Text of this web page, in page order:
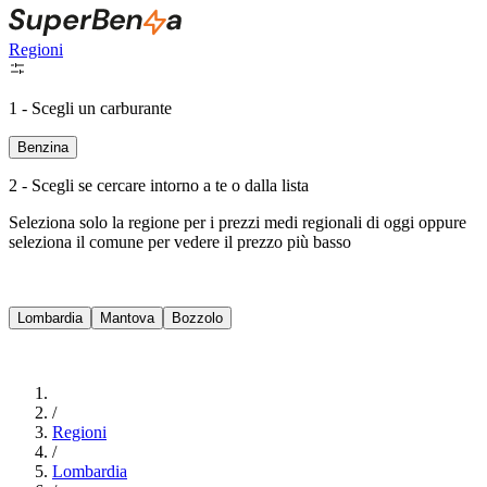
Regioni
1 - Scegli un carburante
Benzina
2 - Scegli se cercare intorno a te o dalla lista
Seleziona solo la regione per i prezzi medi regionali di oggi oppure
seleziona il comune per vedere il prezzo più basso
Lombardia Mantova Bozzolo
/
Regioni
/
Lombardia